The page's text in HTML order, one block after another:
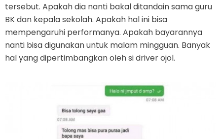
tersebut. Apakah dia nanti bakal ditandain sama guru
BK dan kepala sekolah. Apakah hal ini bisa
mempengaruhi performanya. Apakah bayarannya
nanti bisa digunakan untuk malam mingguan. Banyak
hal yang dipertimbangkan oleh si driver ojol.